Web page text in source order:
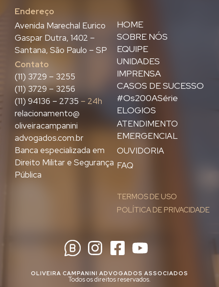
Endereço
HOME
SOBRE NÓS
EQUIPE
UNIDADES
IMPRENSA
CASOS DE SUCESSO
#Os200ASérie
ELOGIOS
ATENDIMENTO
EMERGENCIAL
OUVIDORIA
FAQ
TERMOS DE USO
POLÍTICA DE PRIVACIDADE
Avenida Marechal Eurico
Gaspar Dutra, 1402 –
Santana, São Paulo – SP
Contato
(11) 3729 – 3255
(11) 3729 – 3256
(11) 94136 – 2735 – 24h
relacionamento@
oliveiracampanini
advogados.com.br
Banca especializada em
Direito Militar e Segurança
Pública
OLIVEIRA CAMPANINI ADVOGADOS ASSOCIADOS
Todos os direitos reservados.